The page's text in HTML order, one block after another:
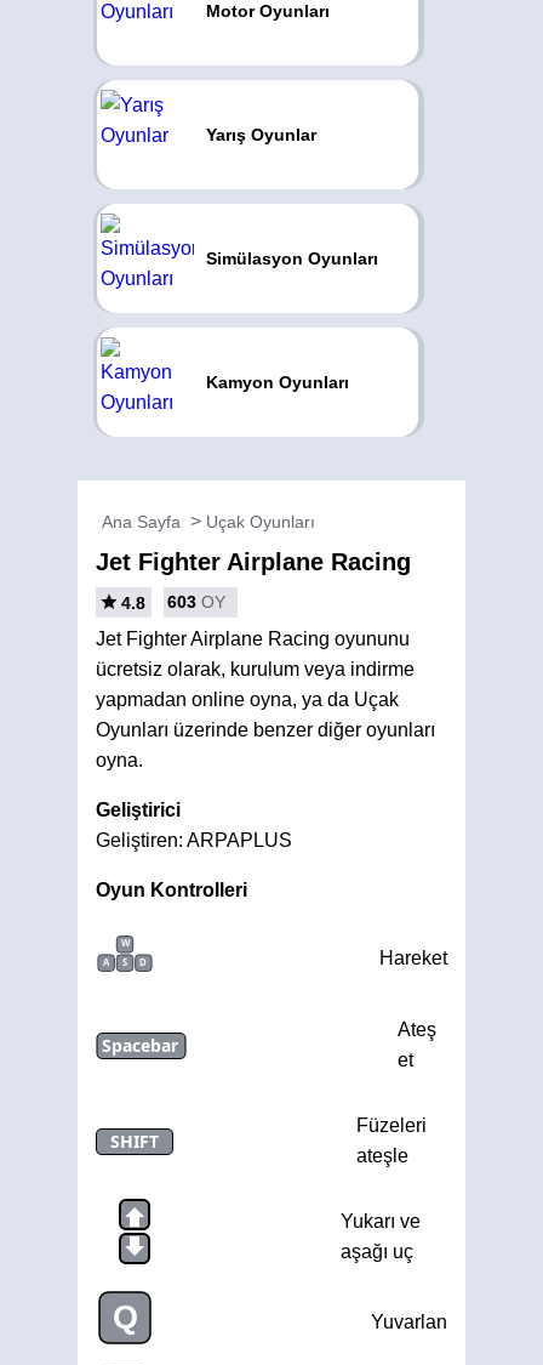
Motor Oyunları
Yarış Oyunlar
Simülasyon Oyunları
Kamyon Oyunları
Ana Sayfa Uçak Oyunları
Jet Fighter Airplane Racing
4.8 603 OY
Jet Fighter Airplane Racing oyununu
ücretsiz olarak, kurulum veya indirme
yapmadan online oyna, ya da Uçak
Oyunları üzerinde benzer diğer oyunları
oyna.
Geliştirici
Geliştiren: ARPAPLUS
Oyun Kontrolleri
W
A
S D Hareket
Spacebar
Ateş
et
SHIFT
Füzeleri
ateşle
Yukarı ve
aşağı uç
Q Yuvarlan